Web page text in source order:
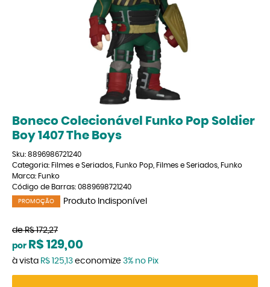
Boneco Colecionável Funko Pop Soldier
Boy 1407 The Boys
Sku: 8896986721240
Categoria: Filmes e Seriados Funko Pop Filmes e Seriados Funko
Marca: Funko
Código de Barras: 0889698721240
PROMOÇÃO Produto Indisponível
de R$ 172,27
por R$ 129,00
à vista R$ 125,13 economize 3% no Pix